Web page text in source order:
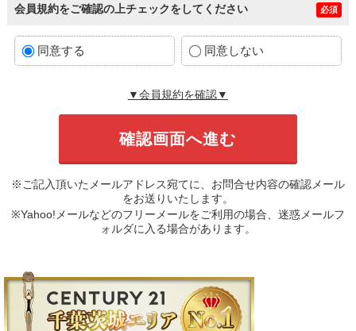
会員規約をご確認の上チェックをしてください 必須
同意する 同意しない
▼会員規約を確認▼
※ご記入頂いたメールアドレス宛てに、お問合せ内容の確認メール
をお送りいたします。
※Yahoo!メールなどのフリーメールをご利用の場合、迷惑メールフ
ォルダに入る場合があります。